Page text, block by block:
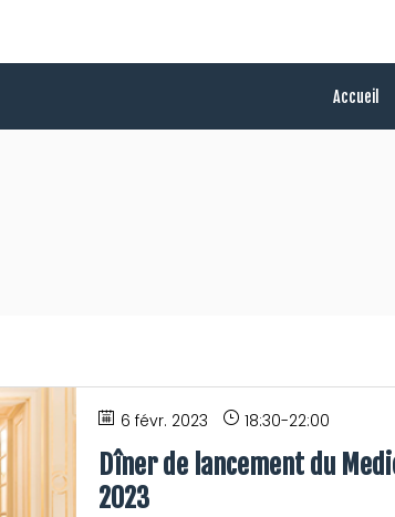
Accueil
6 févr. 2023 18:30-22:00
Dîner de lancement du
2023